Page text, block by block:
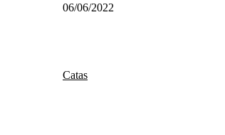
06/06/2022
Catas